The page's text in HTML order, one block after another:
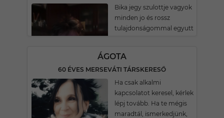
Bika jegy szulottje vagyok
minden jo és rossz
tulajdonságommal egyutt
ÁGOTA
60 ÉVES MERSEVÁTI TÁRSKERESŐ
Ha csak alkalmi
kapcsolatot keresel, kérlek
lépj tovább. Ha te mégis
maradtál, ismerkedjünk,